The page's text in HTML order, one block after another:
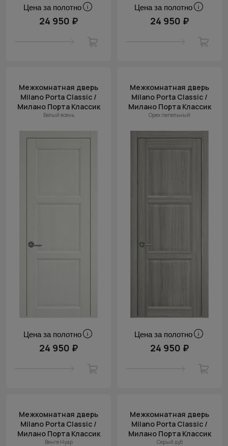
Цена за полотно
24 950 ₽
Цена за полотно
24 950 ₽
Межкомнатная дверь
Milano Porta Classic /
Милано Порта Классик
Белый ясень
Цена за полотно
24 950 ₽
Межкомнатная дверь
Milano Porta Classic /
Милано Порта Классик
Орех пепельный
Цена за полотно
24 950 ₽
Межкомнатная дверь
Milano Porta Classic /
Милано Порта Классик
Венге Нуар
Межкомнатная дверь
Milano Porta Classic /
Милано Порта Классик
Серый дуб